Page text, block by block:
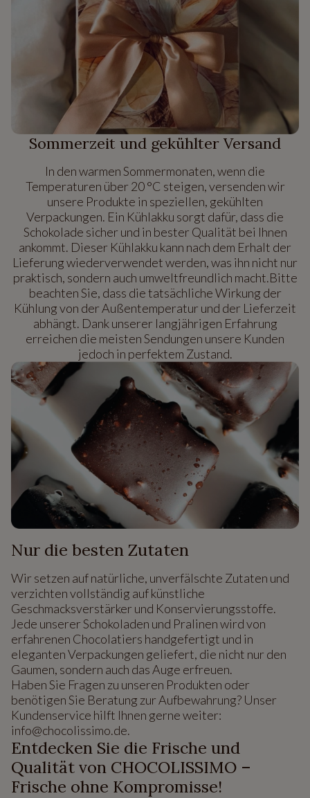
Sommerzeit und gekühlter Versand
In den warmen Sommermonaten, wenn die
Temperaturen über 20 °C steigen, versenden wir
unsere Produkte in speziellen, gekühlten
Verpackungen. Ein Kühlakku sorgt dafür, dass die
Schokolade sicher und in bester Qualität bei Ihnen
ankommt. Dieser Kühlakku kann nach dem Erhalt der
Lieferung wiederverwendet werden, was ihn nicht nur
praktisch, sondern auch umweltfreundlich macht.Bitte
beachten Sie, dass die tatsächliche Wirkung der
Kühlung von der Außentemperatur und der Lieferzeit
abhängt. Dank unserer langjährigen Erfahrung
erreichen die meisten Sendungen unsere Kunden
jedoch in perfektem Zustand.
Nur die besten Zutaten
Wir setzen auf natürliche, unverfälschte Zutaten und
verzichten vollständig auf künstliche
Geschmacksverstärker und Konservierungsstoffe.
Jede unserer Schokoladen und Pralinen wird von
erfahrenen Chocolatiers handgefertigt und in
eleganten Verpackungen geliefert, die nicht nur den
Gaumen, sondern auch das Auge erfreuen.
Haben Sie Fragen zu unseren Produkten oder
benötigen Sie Beratung zur Aufbewahrung? Unser
Kundenservice hilft Ihnen gerne weiter:
info@chocolissimo.de.
Entdecken Sie die Frische und
Qualität von CHOCOLISSIMO –
Frische ohne Kompromisse!